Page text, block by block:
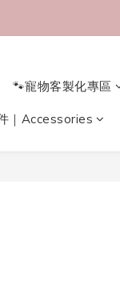
🐾寵物客製化專區
｜Accessories